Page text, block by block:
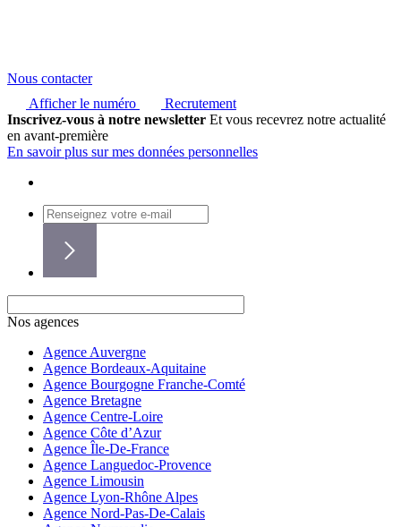
Nous contacter
Afficher le numéro
Recrutement
Inscrivez-vous à notre newsletter Et vous recevrez notre actualité
en avant-première
En savoir plus sur mes données personnelles
Nos agences
Agence Auvergne
Agence Bordeaux-Aquitaine
Agence Bourgogne Franche-Comté
Agence Bretagne
Agence Centre-Loire
Agence Côte d’Azur
Agence Île-De-France
Agence Languedoc-Provence
Agence Limousin
Agence Lyon-Rhône Alpes
Agence Nord-Pas-De-Calais